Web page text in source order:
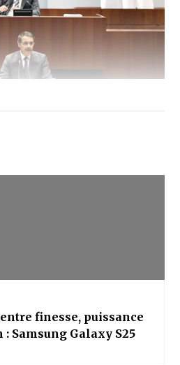
finesse, puissance
Samsung Galaxy S25